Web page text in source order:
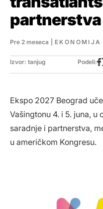
partnerstva
Pre 2 meseca EKONOMIJA
Izvor: tanjug Podeli:
Ekspo 2027 Beograd
Vašingtonu 4. i 5. juna,
saradnje i partnerstva,
u američkom Kongresu.